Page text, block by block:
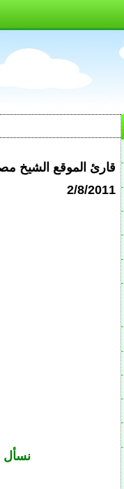
قارئ الموقع الشيخ
2/8/2011
نسأل